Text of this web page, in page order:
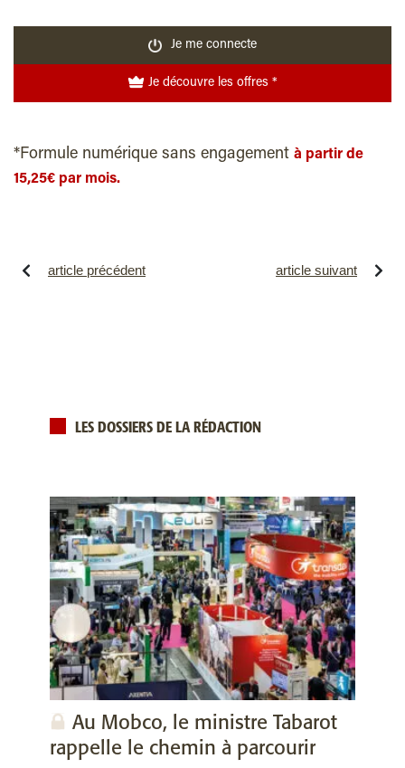
Je me connecte
Je découvre les offres *
*Formule numérique sans engagement à partir de
15,25€ par mois.
article précédent article suivant
LES DOSSIERS DE LA RÉDACTION
Au Mobco, le ministre Tabarot
rappelle le chemin à parcourir